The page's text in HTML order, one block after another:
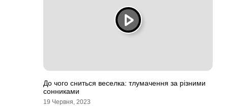
До чого сниться веселка: тлумачення за різними
сонниками
19 Червня, 2023